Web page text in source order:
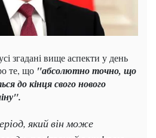
згадані вище аспекти у день
те, що "абсолютно точно, що
до кінця свого нового
який він може